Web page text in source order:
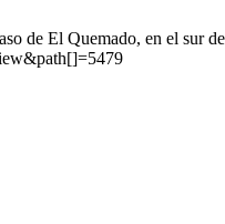
de El Quemado, en el sur